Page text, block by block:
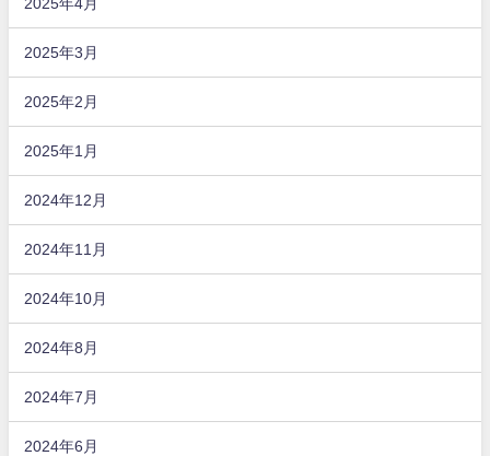
2025年3月
2025年2月
2025年1月
2024年12月
2024年11月
2024年10月
2024年8月
2024年7月
2024年6月